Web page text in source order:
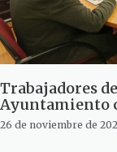
Trabajadores
Ayuntamiento
26 de noviembre de